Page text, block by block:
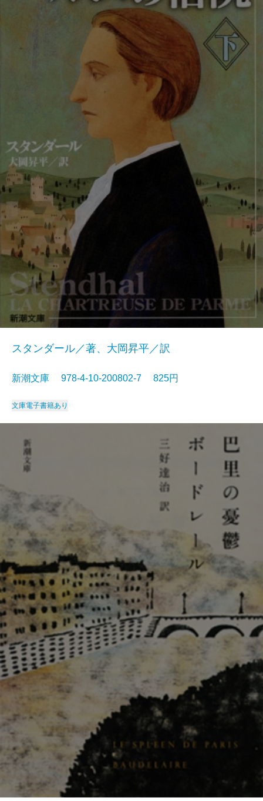
スタンダール／著、大岡昇平／訳
新潮文庫 978-4-10-200802-7 825円
文庫電子書籍あり